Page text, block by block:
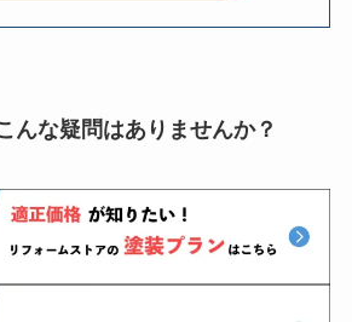
んな疑問はありませんか？